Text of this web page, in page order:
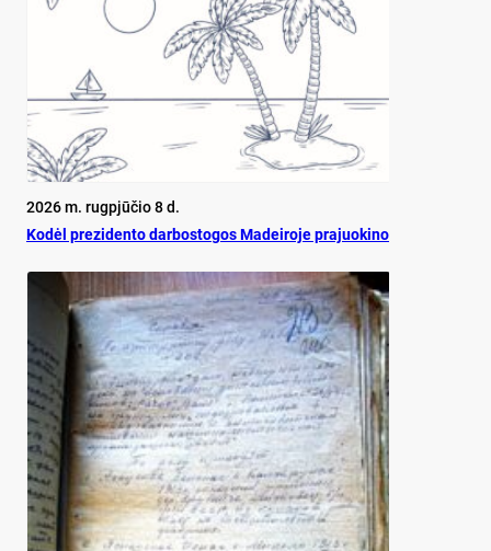
2026 m. rugpjūčio 8 d.
Ko­dėl pre­zi­den­to dar­bos­to­gos Ma­dei­ro­je pra­juo­ki­no